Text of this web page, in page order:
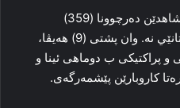
گه‌له‌ك خۆشحالم كو ئەڤرۆ پێكڤه‌ شاهدێن دەرچوونا (359)
ئەفسەرێن گەنجێن هه‌رێما كوردستانێي نه‌‌. وان پشتى (9)‌ هه‌يڤا،
و پراکتیکی ب دوماهی ئینا و
كاروبارێن پێشمه‌رگه‌ى.